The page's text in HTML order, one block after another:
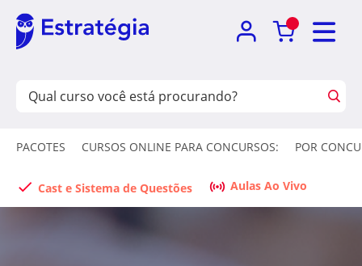
PACOTES CURSOS ONLINE PARA CONCURSOS: POR
Cast e Sistema de Questões Aulas Ao Vivo